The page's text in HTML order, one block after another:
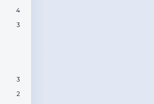
4
3
3
2